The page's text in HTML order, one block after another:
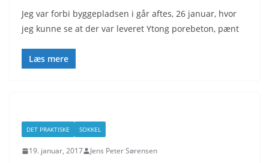
Jeg var forbi byggepladsen i går aftes, 26 januar, hvor
jeg kunne se at der var leveret Ytong porebeton, pænt
Læs mere
DET PRAKTISKE SOKKEL
19. januar, 2017 Jens Peter Sørensen